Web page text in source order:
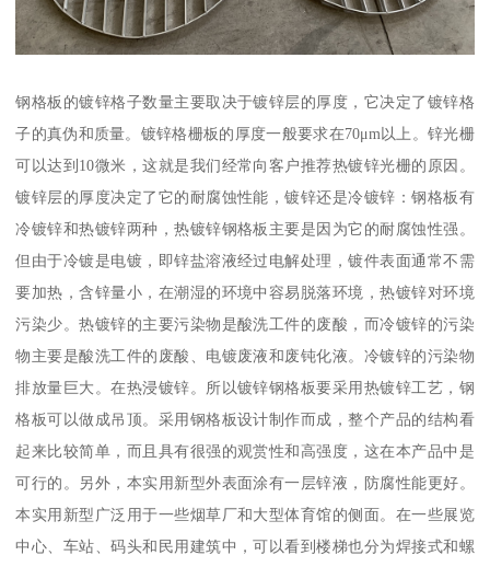
钢格板的镀锌格子数量主要取决于镀锌层的厚度，它决定了镀锌格
子的真伪和质量。镀锌格栅板的厚度一般要求在70μm以上。锌光栅
可以达到10微米，这就是我们经常向客户推荐热镀锌光栅的原因。
镀锌层的厚度决定了它的耐腐蚀性能，镀锌还是冷镀锌：钢格板有
冷镀锌和热镀锌两种，热镀锌钢格板主要是因为它的耐腐蚀性强。
但由于冷镀是电镀，即锌盐溶液经过电解处理，镀件表面通常不需
要加热，含锌量小，在潮湿的环境中容易脱落环境，热镀锌对环境
污染少。热镀锌的主要污染物是酸洗工件的废酸，而冷镀锌的污染
物主要是酸洗工件的废酸、电镀废液和废钝化液。冷镀锌的污染物
排放量巨大。在热浸镀锌。所以镀锌钢格板要采用热镀锌工艺，钢
格板可以做成吊顶。采用钢格板设计制作而成，整个产品的结构看
起来比较简单，而且具有很强的观赏性和高强度，这在本产品中是
可行的。另外，本实用新型外表面涂有一层锌液，防腐性能更好。
本实用新型广泛用于一些烟草厂和大型体育馆的侧面。在一些展览
中心、车站、码头和民用建筑中，可以看到楼梯也分为焊接式和螺